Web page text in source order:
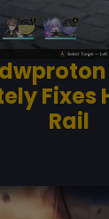
Fixes
Rail